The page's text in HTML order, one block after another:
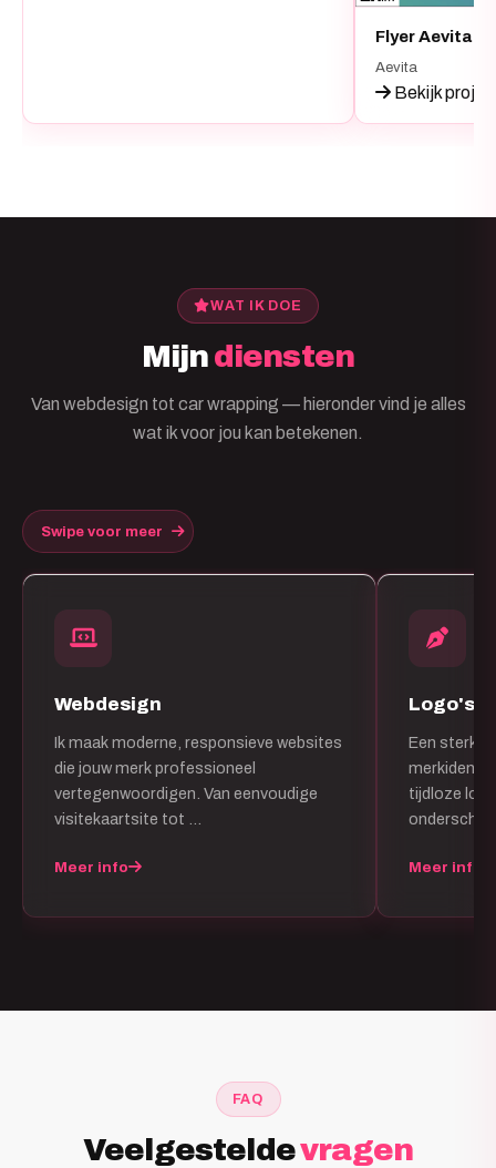
Flyer Aevita
Aevita
Bekijk
WAT IK DOE
Mijndiensten
Van webdesign tot car wrapping — hieronder vind je alles
wat ik voor jou kan betekenen.
Swipe voor meer
Webdesign
Ik maak moderne, responsieve websites
die jouw merk professioneel
vertegenwoordigen. Van eenvoudige
visitekaartsite tot …
Meer info
Logo's
Een sterk
tijdloze
Meer info
FAQ
Veelgesteldevragen